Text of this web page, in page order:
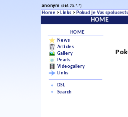
anonym (216.73.*.*)
Home > Links > Pokud je Vas
1) Vytahnete svuj laptop
2) Otevrte laptop
3) Zapnete laptop
4) Presvedcte se ze Vam ten hajzl vidi
5) Pak kliknete na tuto linku:
HOME
HOME
News
Articles
Gallery
Pearls
Videogallery
Links
DSL
Search